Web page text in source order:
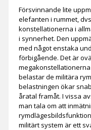
Försvinnande lite
elefanten i rummet,
konstellationerna i
i synnerhet. Den
med något enstaka
förbigående. Det är
belastar de militära
belastningen ökar
åratal framåt. I vissa
man tala om att
militärt system är ett